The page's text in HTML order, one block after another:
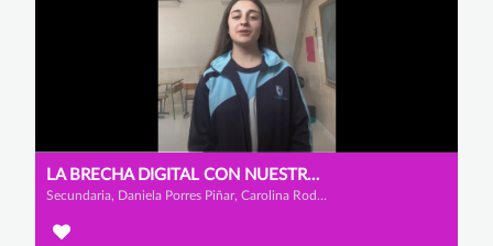
LA BRECHA DIGITAL CON NUESTROS MAYORES
Secundaria, Daniela Porres Piñar, Carolina Rodríguez Arribas y Valeria López Martínez